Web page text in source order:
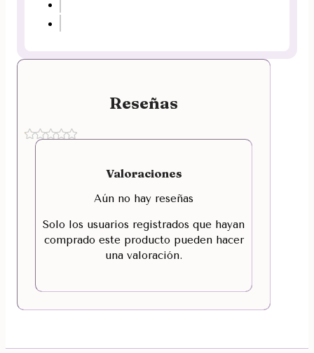
Reseñas
Valoraciones
Aún no hay reseñas
Solo los usuarios registrados que hayan
comprado este producto pueden hacer
una valoración.